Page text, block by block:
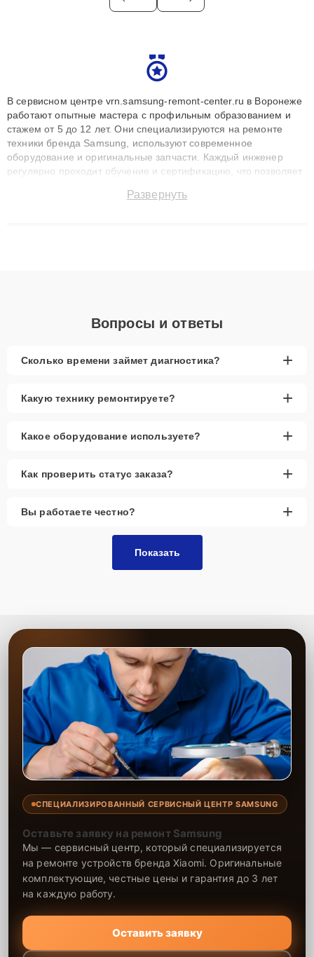
В сервисном центре vrn.samsung-remont-center.ru в Воронеже
работают опытные мастера с профильным образованием и
стажем от 5 до 12 лет. Они специализируются на ремонте
техники бренда Samsung, используют современное
оборудование и оригинальные запчасти. Каждый инженер
регулярно проходит обучение и сертификацию, что позволяет
технику с сохранением гарантии до 3 лет. Наши мастера
Развернуть
Вопросы и ответы
Сколько времени займет диагностика? +
Какую технику ремонтируете? +
Какое оборудование используете? +
Как проверить статус заказа? +
Вы работаете честно? +
Показать
СПЕЦИАЛИЗИРОВАННЫЙ СЕРВИСНЫЙ ЦЕНТР SAMSUNG
Оставьте заявку на ремонт Samsung
Мы — сервисный центр, который специализируется
на ремонте устройств бренда Xiaomi. Оригинальные
комплектующие, честные цены и гарантия до 3 лет
на каждую работу.
Оставить заявку